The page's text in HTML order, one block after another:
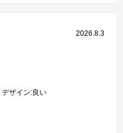
2026.8.3
デザイン:良い